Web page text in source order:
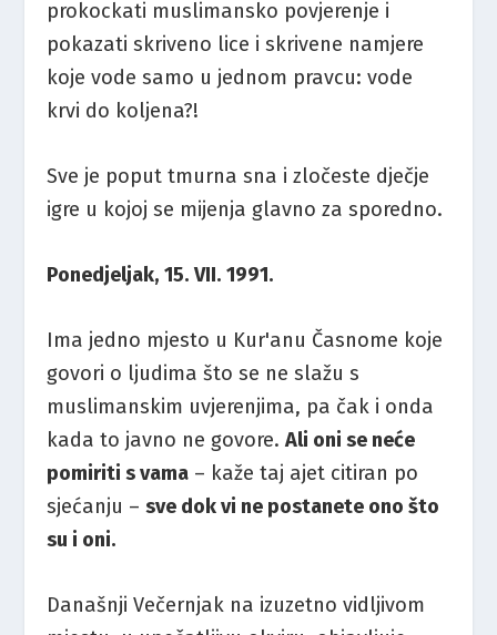
prokockati muslimansko povjerenje i
pokazati skriveno lice i skrivene namjere
koje vode samo u jednom pravcu: vode
krvi do koljena?!
Sve je poput tmurna sna i zločeste dječje
igre u kojoj se mijenja glavno za sporedno.
Ponedjeljak, 15. VII. 1991.
Ima jedno mjesto u Kur'anu Časnome koje
govori o ljudima što se ne slažu s
muslimanskim uvjerenjima, pa čak i onda
kada to javno ne govore.Ali oni se neće
pomiriti s vama – kaže taj ajet citiran po
sjećanju –sve dok vi ne postanete ono što
su i oni.
Današnji Večernjak na izuzetno vidljivom